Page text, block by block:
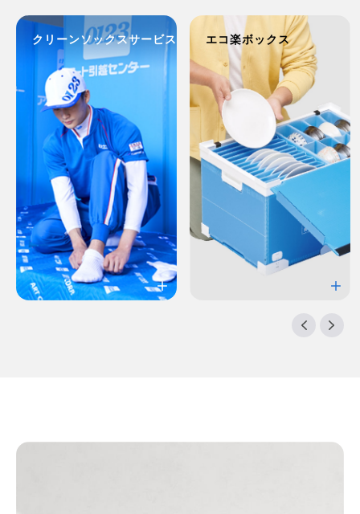
クリーンソックスサービス エコ楽ボックス